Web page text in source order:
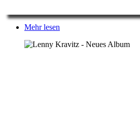
Mehr lesen